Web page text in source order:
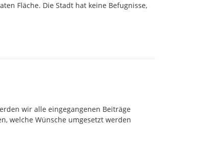
Fläche. Die Stadt hat keine Befugnisse,
wir alle eingegangenen Beiträge
welche Wünsche umgesetzt werden